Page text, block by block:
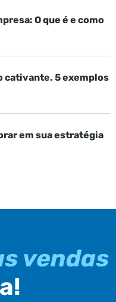
O que é e como
cativante. 5 exemplos
em sua estratégia
vendas